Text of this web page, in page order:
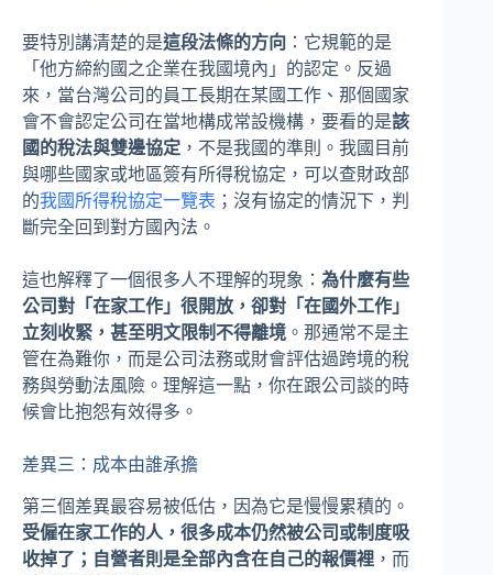
要特別講清楚的是這段法條的方向 ：它規範的是
「他方締約國之企業在我國境內」的認定。反過
來，當台灣公司的員工長期在某國工作、那個國家
會不會認定公司在當地構成常設機構，要看的是該
國的稅法與雙邊協定 ，不是我國的準則。我國目前
與哪些國家或地區簽有所得稅協定，可以查財政部
的我國所得稅協定一覽表 ；沒有協定的情況下，判
斷完全回到對方國內法。
這也解釋了一個很多人不理解的現象： 為什麼有些
公司對「在家工作」很開放，卻對「在國外工作」
立刻收緊，甚至明文限制不得離境 。那通常不是主
管在為難你，而是公司法務或財會評估過跨境的稅
務與勞動法風險。理解這一點，你在跟公司談的時
候會比抱怨有效得多。
差異三：成本由誰承擔
第三個差異最容易被低估，因為它是慢慢累積的。
受僱在家工作的人，很多成本仍然被公司或制度吸
收掉了；自營者則是全部內含在自己的報價裡 ，而